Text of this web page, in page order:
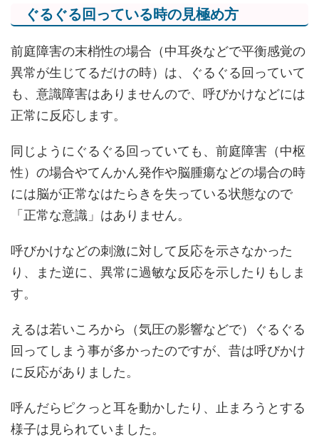
ぐるぐる回っている時の見極め方
前庭障害の末梢性の場合（中耳炎などで平衡感覚の
異常が生じてるだけの時）は、ぐるぐる回っていて
も、意識障害はありませんので、呼びかけなどには
正常に反応します。
同じようにぐるぐる回っていても、前庭障害（中枢
性）の場合やてんかん発作や脳腫瘍などの場合の時
には脳が正常なはたらきを失っている状態なので
「正常な意識」はありません。
呼びかけなどの刺激に対して反応を示さなかった
り、また逆に、異常に過敏な反応を示したりもしま
す。
えるは若いころから（気圧の影響などで）ぐるぐる
回ってしまう事が多かったのですが、昔は呼びかけ
に反応がありました。
呼んだらピクっと耳を動かしたり、止まろうとする
様子は見られていました。